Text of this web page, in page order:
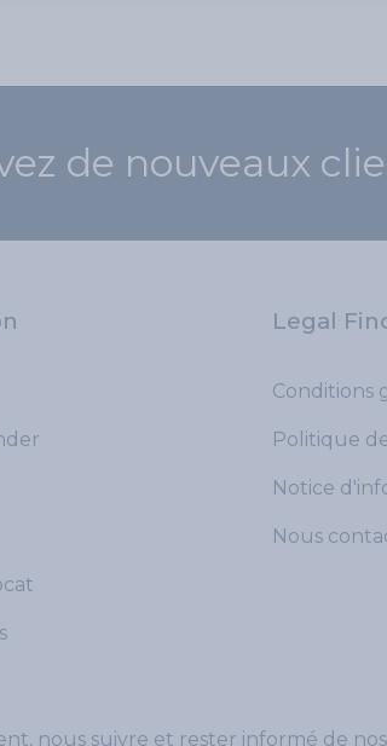
de nouveaux
Legal
Conditions
Politique
Notice
Nous
nous suivre et rester informé de